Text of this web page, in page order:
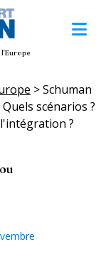
l'Europe
>Schuman
scénarios ?
?
ou